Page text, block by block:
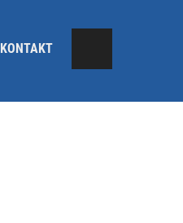
KONTAKT